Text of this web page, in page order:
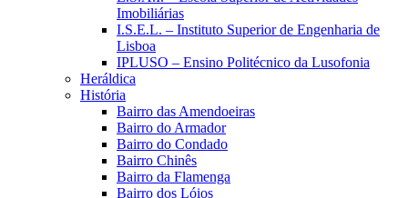
Imobiliárias
I.S.E.L. – Instituto Superior de Engenharia de
Lisboa
IPLUSO – Ensino Politécnico da Lusofonia
Heráldica
História
Bairro das Amendoeiras
Bairro do Armador
Bairro do Condado
Bairro Chinês
Bairro da Flamenga
Bairro dos Lóios